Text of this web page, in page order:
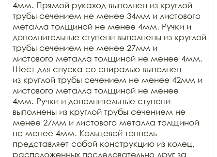
4мм. Прямой рукаход выполнен из круглой
трубы сечением не менее 34мм и листового
металла толщиной не менее 4мм. Ручки и
дополнительные ступени выполнены из круглой
трубы сечением не менее 27мм и
листового металла толщиной не менее 4мм.
Шест для спуска со спиралью выполнен
из круглой трубы сечением не менее 42мм и
листового металла толщиной не менее
4мм. Ручки и дополнительные ступени
выполнены из круглой трубы сечением не
менее 27мм и листового металла толщиной
не менее 4мм. Кольцевой тоннель
представляет собой конструкцию из колец,
расположенных последовательно друг за